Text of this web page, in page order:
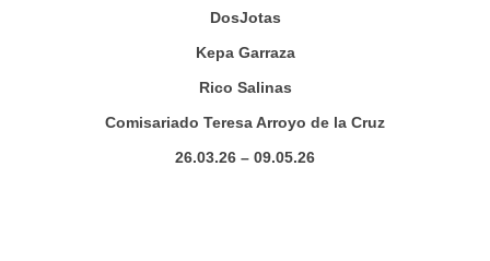
DosJotas
Kepa Garraza
Rico Salinas
Comisariado Teresa Arroyo de la Cruz
26.03.26 – 09.05.26